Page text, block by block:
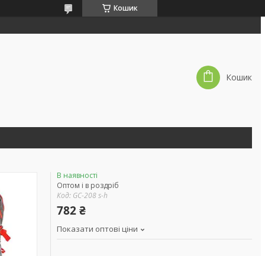
Кошик
Кошик
В наявності
Оптом і в роздріб
Код: GC-208 s-h
782 ₴
Показати оптові ціни